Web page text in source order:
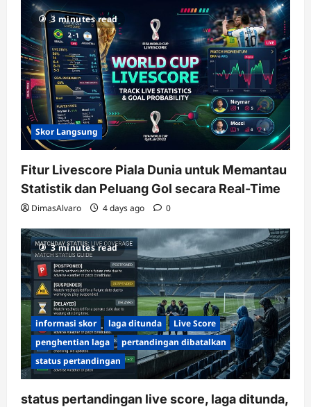
3 minutes read
Skor Langsung
Fitur Livescore Piala Dunia untuk Memantau
Statistik dan Peluang Gol secara Real-Time
DimasAlvaro 4 days ago 0
3 minutes read
informasi skor laga ditunda
Live Score
penghentian laga
pertandingan dibatalkan
status pertandingan
status pertandingan live score, laga ditunda,